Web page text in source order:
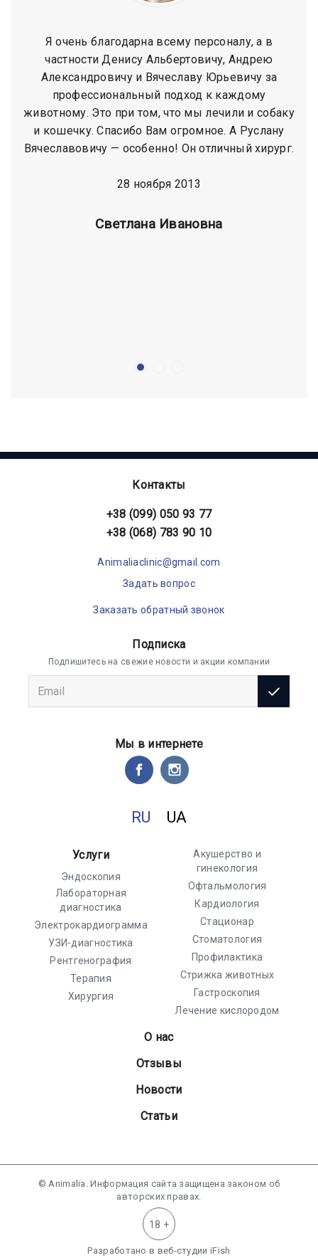
Я очень благодарна всему персоналу, а в
частности Денису Альбертовичу, Андрею
Александровичу и Вячеславу Юрьевичу за
профессиональный подход к каждому
животному. Это при том, что мы лечили и собаку
и кошечку. Спасибо Вам огромное. А Руслану
Вячеславовичу — особенно! Он отличный хирург.
28 ноября 2013
Cветлана Ивановна
Контакты
+38 (099) 050 93 77
+38 (068) 783 90 10
Animaliaclinic@gmail.com
Задать вопрос
Заказать обратный звонок
Подписка
Подпишитесь на свежие новости и акции компании
Мы в интернете
RU UA
Услуги
Эндоскопия
Лабораторная
диагностика
Электрокардиограмма
УЗИ-диагностика
Рентгенография
Терапия
Хирургия
Акушерство и
гинекология
Офтальмология
Кардиология
Стационар
Стоматология
Профилактика
Стрижка животных
Гастроскопия
Лечение кислородом
О нас
Отзывы
Новости
Статьи
© Animalia. Информация сайта защищена законом об
авторских правах.
18 +
Разработано в веб-студии iFish